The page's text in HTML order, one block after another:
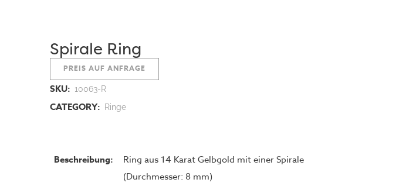
Spirale Ring
PREIS AUF ANFRAGE
SKU: 10063-R
CATEGORY: Ringe
Beschreibung:
Ring aus 14 Karat Gelbgold mit einer Spirale
(Durchmesser: 8 mm)